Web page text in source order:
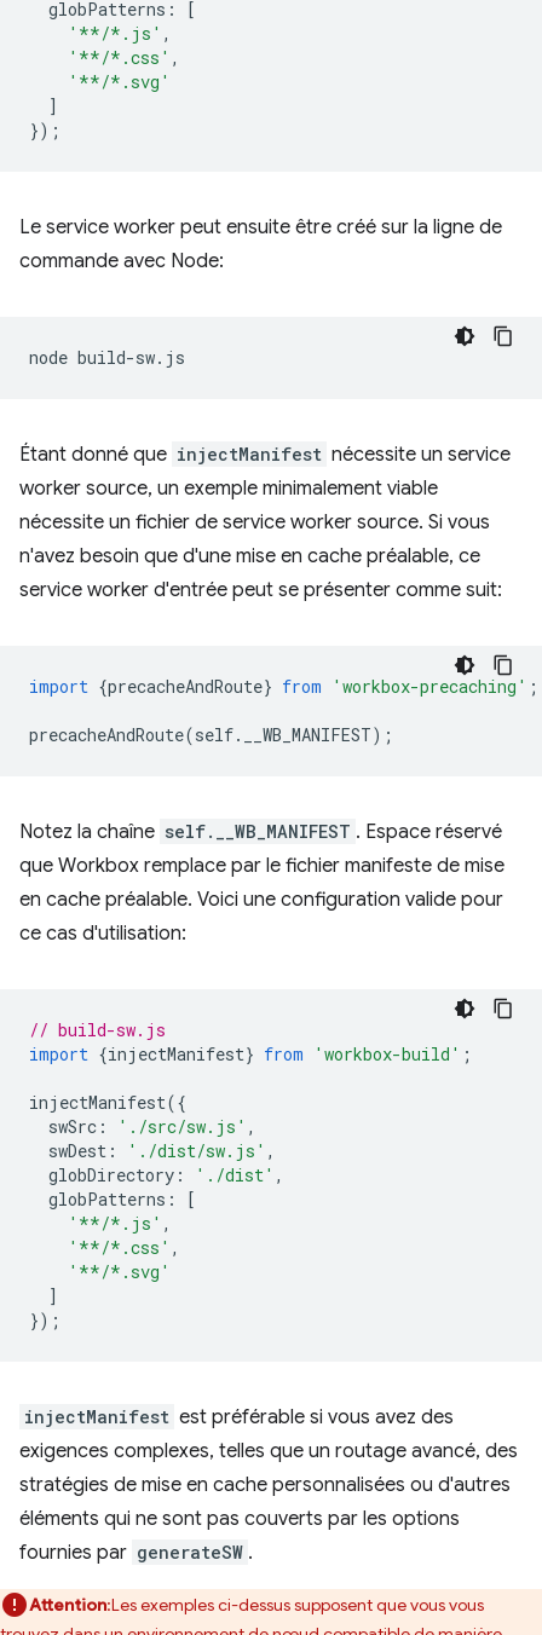
globPatterns :
[
'**/*.js' ,
'**/*.css' ,
'**/*.svg'
]
});
Le service worker peut ensuite être créé sur la ligne de
commande avec Node:
node
Étant donné que injectManifest nécessite un service
worker source, un exemple minimalement viable
nécessite un fichier de service worker source. Si vous
n'avez besoin que d'une mise en cache préalable, ce
service worker d'entrée peut se présenter comme suit:
import {precacheAndRoute} from 'workbox-precaching' ;
precacheAndRoute(self. __WB_MANIFEST);
Notez la chaîne self.__WB_MANIFEST . Espace réservé
que Workbox remplace par le fichier manifeste de mise
en cache préalable. Voici une configuration valide pour
ce cas d'utilisation:
// build-sw.js
import {injectManifest} from 'workbox-build' ;
injectManifest({
swSrc : './src/sw.js' ,
swDest : './dist/sw.js' ,
globDirectory : './dist' ,
globPatterns :
[
'**/*.js' ,
'**/*.css' ,
'**/*.svg'
]
});
injectManifest est préférable si vous avez des
exigences complexes, telles que un routage avancé, des
stratégies de mise en cache personnalisées ou d'autres
éléments qui ne sont pas couverts par les options
fournies par generateSW .
Attention:Les exemples ci-dessus supposent que vous vous